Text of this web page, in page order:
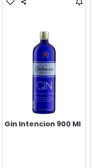
Gin Intencion 900 Ml